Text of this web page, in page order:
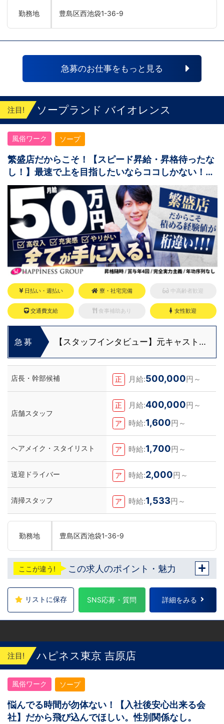
職者になれない(´;ω;｀)なんて経験はあり
ませんか？？当グループは年功序列ではな
く実力主義です。頑張り次第でいくらでも
のある方には必要な席をしっかりご用意で
入社後、最短で8ヶ月で店長になった先輩
もいます。その先輩のあとにアナタも続き
ませんか！？勿論、男性だけではなく女性
も活躍中。ハピネスグループ初の女性店長
イトレジャー業界だからといって一般大手
企業様に引けを取らない体制で取り組んで
いる会社です。そのため、誰もが安心して
入社・勤務のできる環境なのです。それで
もまだ不安だな…と思う方は是非オフィシ
ャルサイトをご覧下さい。
【https://happiness-group.biz/】※お手
数ですがコピー＆ペーストしてURLを開い
ていただければです。応募に迷ってる方や
他社と比較検討中など。そのような時は1
回サイトを見ていただければ何か変わるか
もしれません。アナタからのご連絡お待ち
しております。
勤務地 豊島区西池袋1-36-9
急募のお仕事をもっと見る
注目! ソープランド バイオレンス
風俗ワーク ソープ
繁盛店だからこそ！【スピード昇給・昇格待ったな
し！】最速で上を目指したいならココしかない！未
経験OK
日払い・週払い 寮・社宅完備 中高齢者歓迎
交通費支給 食事補助あり 女性歓迎
急募
【スタッフインタビュー】元キャストの
店長・幹部候補 正 月給:500,000円～
店舗スタッフ
正 月給:400,000円～
ア 時給:1,600円～
ヘアメイク・スタイリスト ア 時給:1,700円～
送迎ドライバー ア 時給:2,000円～
清掃スタッフ ア 時給:1,533円～
勤務地 豊島区西池袋1-36-9
ここが違う! この求人のポイント・魅力
リストに保存 SNS応募・質問 詳細をみる
注目! ハピネス東京 吉原店
風俗ワーク ソープ
悩んでる時間が勿体ない！【入社後安心出来る会
社】だから飛び込んでほしい。性別関係なし。